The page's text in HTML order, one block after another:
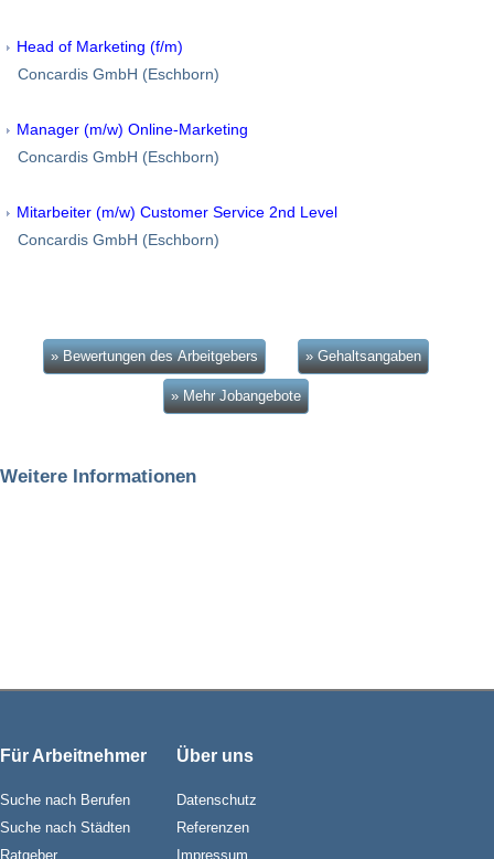
Head of Marketing (f/m)
Concardis GmbH (Eschborn)
Manager (m/w) Online-Marketing
Concardis GmbH (Eschborn)
Mitarbeiter (m/w) Customer Service 2nd Level
Concardis GmbH (Eschborn)
» Bewertungen des Arbeitgebers » Gehaltsangaben
» Mehr Jobangebote
Weitere Informationen
Für Arbeitnehmer
Suche nach Berufen
Suche nach Städten
Ratgeber
Über uns
Datenschutz
Referenzen
Impressum